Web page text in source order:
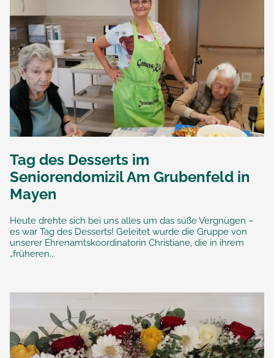
Tag des Desserts im
Seniorendomizil Am Grubenfeld in
Mayen
Heute drehte sich bei uns alles um das süße Vergnügen –
es war Tag des Desserts! Geleitet wurde die Gruppe von
unserer Ehrenamtskoordinatorin Christiane, die in ihrem
„früheren...